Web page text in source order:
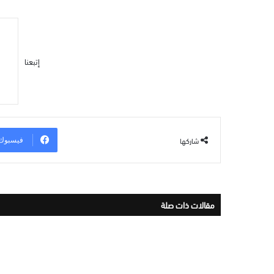
إتبعنا
شاركها
مقالات ذات صلة